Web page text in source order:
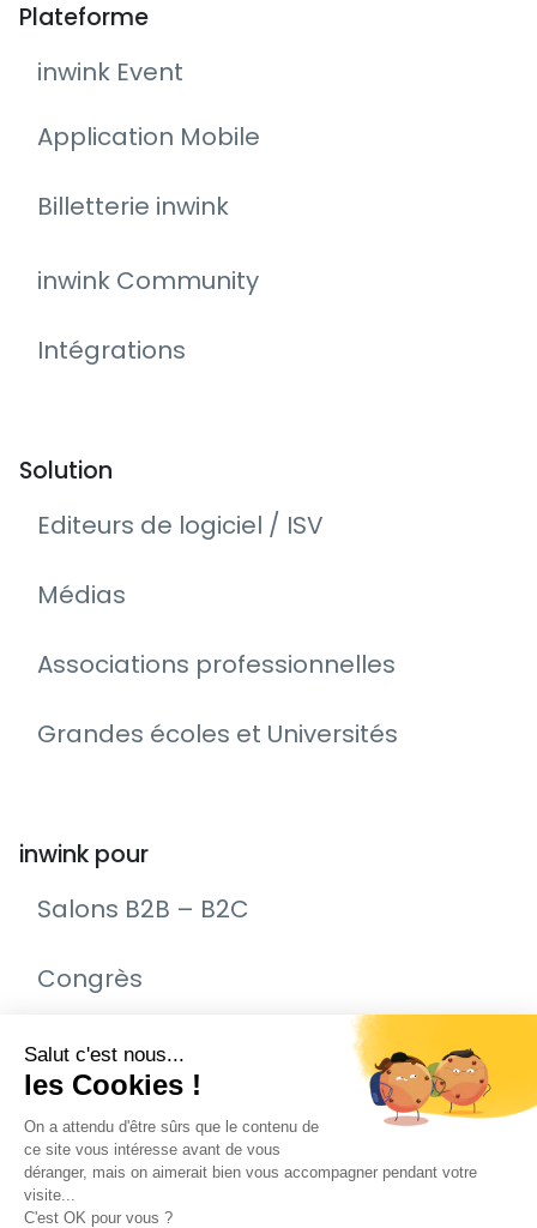
Plateforme
inwink Event
Application Mobile
Billetterie inwink
inwink Community
Intégrations
Solution
Editeurs de logiciel / ISV
Médias
Associations professionnelles
Grandes écoles et Universités
inwink pour
Salons B2B – B2C
Congrès
Remise de prix – Awards
Journée Portes Ouvertes (JPO)